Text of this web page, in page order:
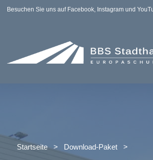
Besuchen Sie uns auf Facebook, Instagram und
Startseite > Download-Paket >